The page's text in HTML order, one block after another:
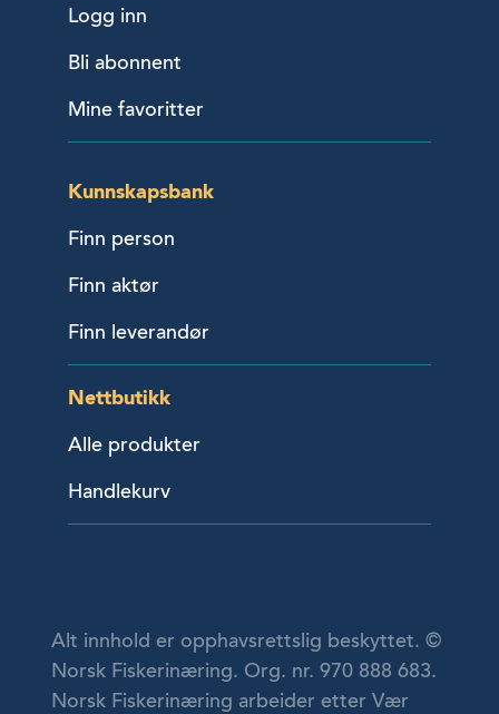
Logg inn
Bli abonnent
Mine favoritter
Kunnskapsbank
Finn person
Finn aktør
Finn leverandør
Nettbutikk
Alle produkter
Handlekurv
Alt innhold er opphavsrettslig beskyttet. ©
Norsk Fiskerinæring. Org. nr. 970 888 683.
Norsk Fiskerinæring arbeider etter Vær